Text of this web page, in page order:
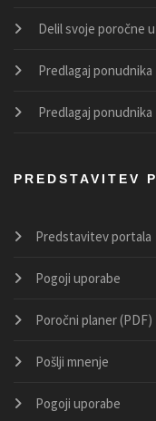
Delil svoje poročne
Predlagaj ponudnika
Predlagaj
PREDSTAVITEV
Predstavitev portala
Pogoji uporabe
Poročni planer (PDF)
Pošlji mnenje
Pogoji uporabe